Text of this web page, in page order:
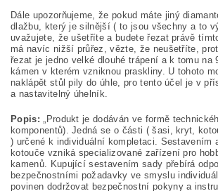
Dále upozorňujeme, že pokud máte jiný
dlažbu, který je silnější ( to jsou všechny a to
uvažujete, že ušetříte a budete řezat právě
má navíc nižší průřez, vězte, že neušetříte,
řezat je jedno velké dlouhé trápení a k tomu na
kámen v kterém vzniknou praskliny. U tohoto
naklápět stůl pily do úhle, pro tento účel je v
a nastavitelný úhelník.
Popis: „Produkt je dodáván ve formě
komponentů). Jedná se o části ( šasi, kryt,
) určené k individuální kompletaci. Sestavením
kotouče vzniká specializované zařízení pro
kamenů. Kupující sestavením sady přebírá
bezpečnostními požadavky ve smyslu
povinen dodržovat bezpečnostní pokyny a